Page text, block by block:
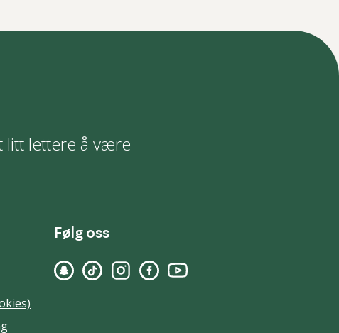
litt lettere å være
Følg oss